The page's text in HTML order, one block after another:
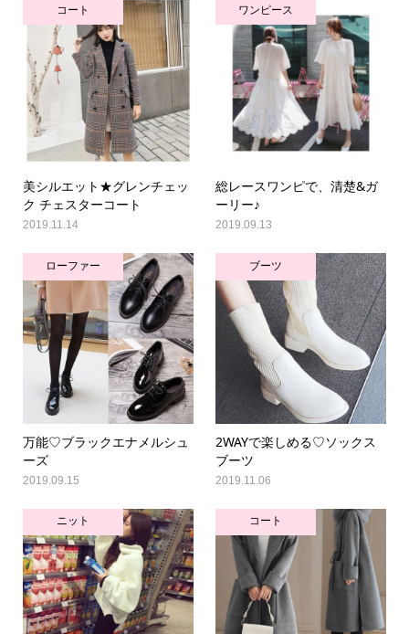
コート
美シルエット★グレンチェッ
ク チェスターコート
2019.11.14
ワンピース
総レースワンピで、清楚&ガ
ーリー♪
2019.09.13
ローファー
万能♡ブラックエナメルシュ
ーズ
2019.09.15
ブーツ
2WAYで楽しめる♡ソックス
ブーツ
2019.11.06
ニット コート